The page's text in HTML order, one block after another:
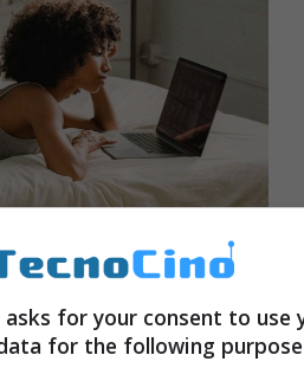
trasforma in live-
for your consent to use
for the following